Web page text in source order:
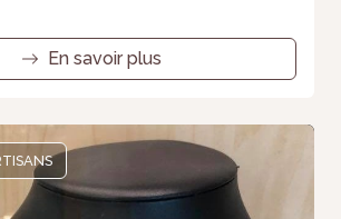
En savoir plus